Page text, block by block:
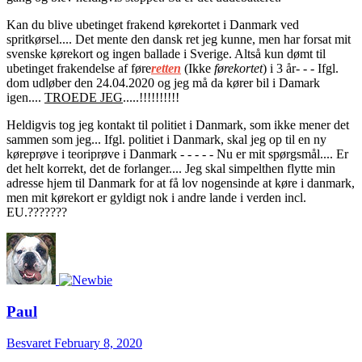
Kan du blive ubetinget frakend kørekortet i Danmark ved
spritkørsel.... Det mente den dansk ret jeg kunne, men har forsat mit
svenske kørekort og ingen ballade i Sverige. Altså kun dømt til
ubetinget frakendelse af føreretten (Ikke førekortet) i 3 år- - - Ifgl.
dom udløber den 24.04.2020 og jeg må da kører bil i Damark
igen.... TROEDE JEG.....!!!!!!!!!!
Heldigvis tog jeg kontakt til politiet i Danmark, som ikke mener det
sammen som jeg... Ifgl. politiet i Danmark, skal jeg op til en ny
køreprøve i teoriprøve i Danmark - - - - - Nu er mit spørgsmål.... Er
det helt korrekt, det de forlanger.... Jeg skal simpelthen flytte min
adresse hjem til Danmark for at få lov nogensinde at køre i danmark,
men mit kørekort er gyldigt nok i andre lande i verden incl.
EU.???????
Paul
Besvaret February 8, 2020